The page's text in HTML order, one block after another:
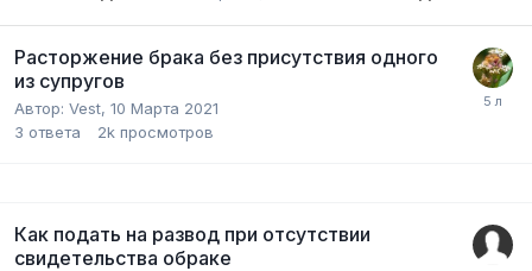
Расторжение брака без присутствия одного
из супругов
Автор: Vest, 10 Марта 2021
3 ответа 2k просмотров
Как подать на развод при отсутствии
свидетельства обраке